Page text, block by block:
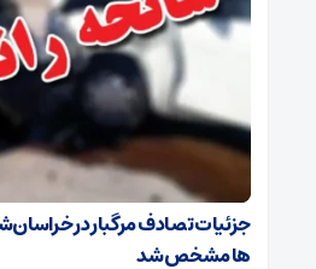
جزئیات تصادف مرگبار در
ها مشخص شد